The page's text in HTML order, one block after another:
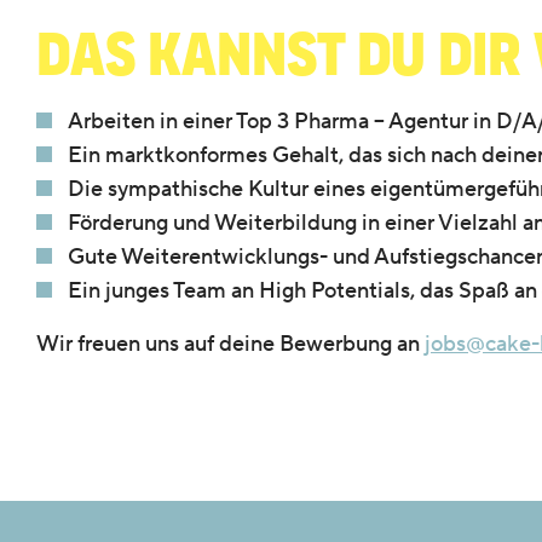
Das kannst du
Arbeiten in einer Top 3 Pharma – Agentur in
Ein marktkonformes Gehalt, das sich nach
Die sympathische Kultur eines
Förderung und Weiterbildung in einer Vielzahl
Gute Weiterentwicklungs- und
Ein junges Team an High Potentials, das Spaß
Wir freuen uns auf deine Bewerbung an